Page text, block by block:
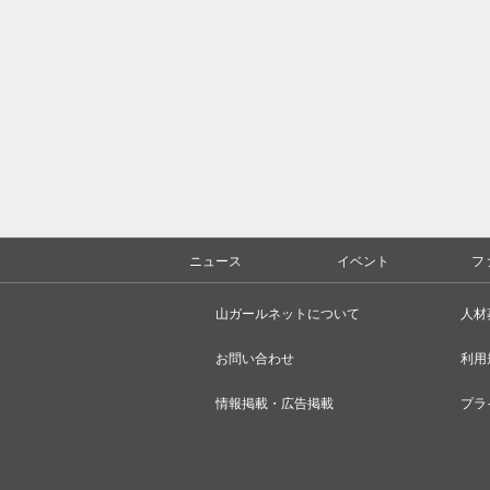
ニュース イベント フ
山ガールネットについて
お問い合わせ
情報掲載・広告掲載
人
利用
プ